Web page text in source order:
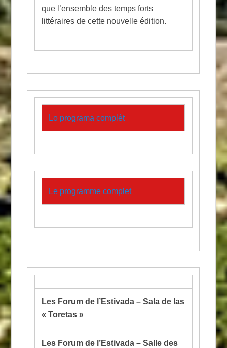
que l’ensemble des temps forts
littéraires de cette nouvelle édition.
Lo programa complèt
Le programme complet
Les Forum de l’Estivada – Sala de las
« Toretas »
Les Forum de l’Estivada – Salle des